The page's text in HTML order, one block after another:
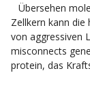
Übersehen
Zellkern kann
von aggressiven
misconnects
protein, das